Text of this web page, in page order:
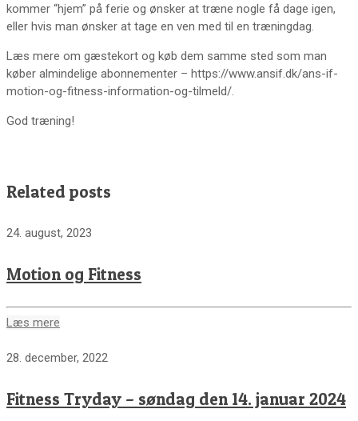
kommer “hjem” på ferie og ønsker at træne nogle få dage igen,
eller hvis man ønsker at tage en ven med til en træningdag.
Læs mere om gæstekort og køb dem samme sted som man
køber almindelige abonnementer – https://www.ansif.dk/ans-if-
motion-og-fitness-information-og-tilmeld/.
God træning!
Related posts
24. august, 2023
Motion og Fitness
Læs mere
28. december, 2022
Fitness Tryday – søndag den 14. januar 2024